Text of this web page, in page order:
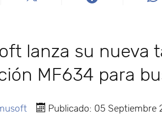
lanza su nueva
MF634 para
Publicado: 05 Septiembre